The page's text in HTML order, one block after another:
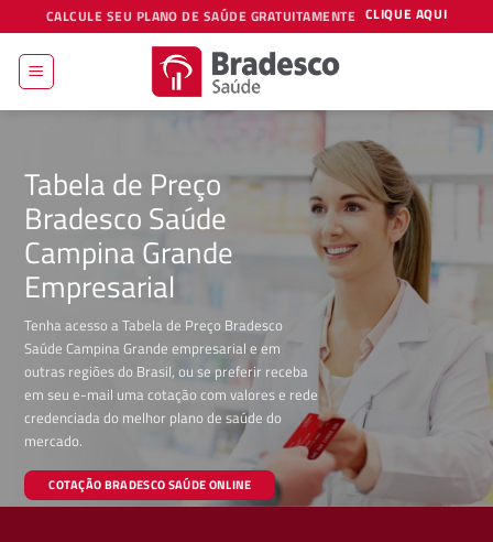
to
content
CALCULE SEU PLANO DE SAÚDE GRATUITAMENTE CLIQUE AQUI
Tabela de Preço
Bradesco Saúde
Campina Grande
Empresarial
Tenha acesso a Tabela de Preço Bradesco
Saúde Campina Grande empresarial e em
outras regiões do Brasil, ou se preferir receba
em seu e-mail uma cotação com valores e rede
credenciada do melhor plano de saúde do
mercado.
COTAÇÃO BRADESCO SAÚDE ONLINE